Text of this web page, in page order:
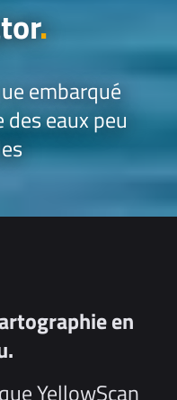
.
embarqué
eaux peu
en
YellowScan